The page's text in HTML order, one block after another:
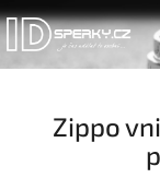
Přejít
na
obsah
Zippo